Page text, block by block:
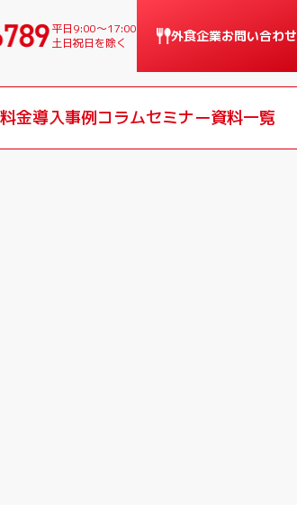
平日9:00〜17:00
土日祝日を除く
外食企業お問い合わせ
料金導入事例コラムセミナー資料一覧